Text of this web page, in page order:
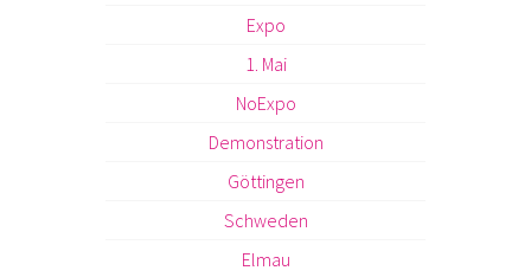
Expo
1. Mai
NoExpo
Demonstration
Göttingen
Schweden
Elmau